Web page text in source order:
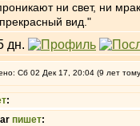
ни свет, ни
вид."
Сб 02 Дек 17, 20:04 (9 лет
:
пишет: